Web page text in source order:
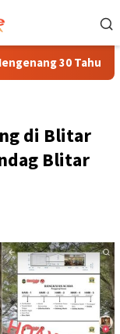
Tahun Tragedi
di Blitar
Blitar